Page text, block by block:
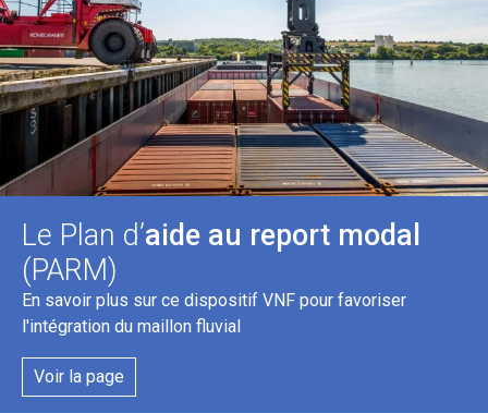
Le Plan d’aide au report modal
(PARM)
En savoir plus sur ce dispositif VNF pour favoriser
l'intégration du maillon fluvial
Voir la page